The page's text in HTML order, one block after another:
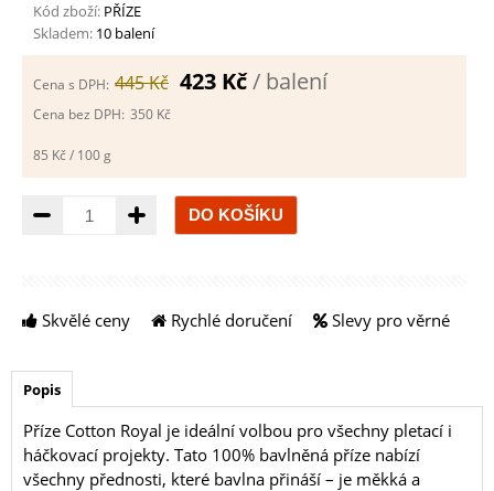
Kód zboží: PŘÍZE
Skladem: 10 balení
Cena s DPH: 445 Kč 423 Kč/ balení
Cena bez DPH: 350 Kč
85 Kč / 100 g
Množství
Skvělé ceny Rychlé doručení Slevy pro věrné
Popis
Příze Cotton Royal je ideální volbou pro všechny pletací i
háčkovací projekty. Tato 100% bavlněná příze nabízí
všechny přednosti, které bavlna přináší – je měkká a